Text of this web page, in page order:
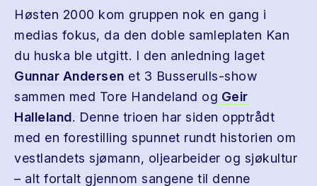
Høsten 2000 kom gruppen nok en gang i
medias fokus, da den doble samleplaten Kan
du huska ble utgitt. I den anledning laget
Gunnar Andersen et 3 Busserulls-show
sammen med Tore Handeland og Geir
Halleland. Denne trioen har siden opptrådt
med en forestilling spunnet rundt historien om
vestlandets sjømann, oljearbeider og sjøkultur
– alt fortalt gjennom sangene til denne